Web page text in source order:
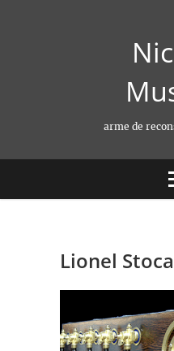
arme de
Lionel